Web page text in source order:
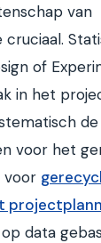
van
of
in het
voor het
voor
data